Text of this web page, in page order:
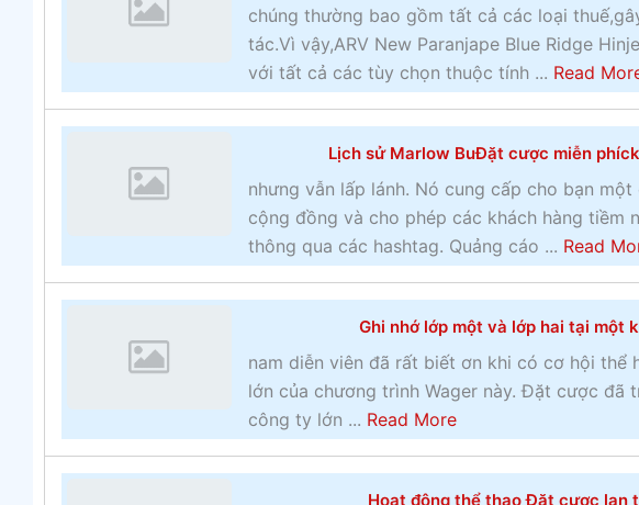
t
Q
u
ả
n
g
c
á
o
P
a
y
P
e
C
l
i
chúng thường bao gồm tất cả các loại
tác.Vì vậy,ARV New Paranjape Blue Ridge
với tất cả các tùy chọn thuộc tính ... Read
Lịch sử Marlow BuĐặt cược miễn
nhưng vẫn lấp lánh. Nó cung cấp cho bạn
cộng đồng và cho phép các khách hàng tiềm
thông qua các hashtag. Quảng cáo ... Read
Ghi nhớ lớp một và lớp hai tại một
nam diễn viên đã rất biết ơn khi có cơ hội thể
lớn của chương trình Wager này. Đặt cược
công ty lớn ... Read Morea
o
Hoạt động thể thao Đặt cược lan